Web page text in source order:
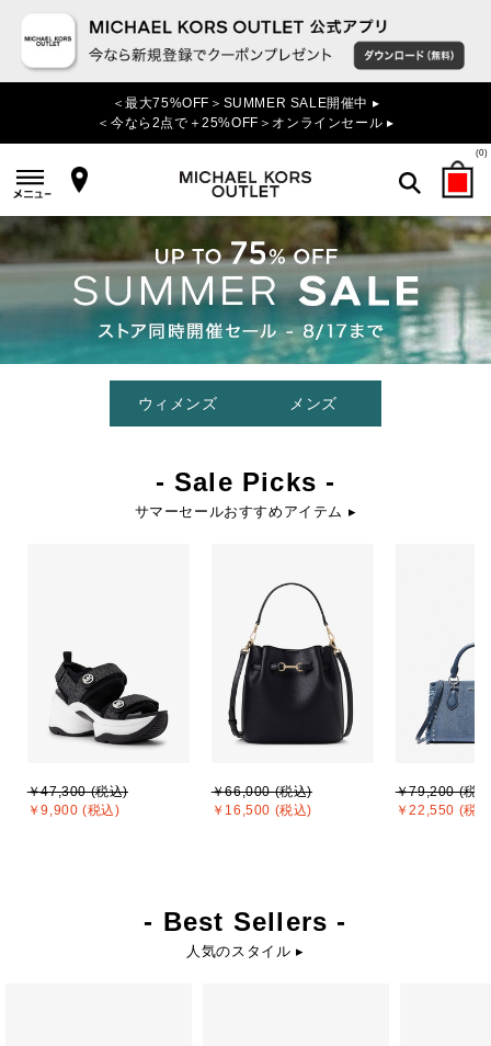
＜最大75%OFF＞SUMMER SALE開催中 ▸
＜今なら2点で＋25%OFF＞オンラインセール ▸
(0)
検索
ウィメンズ メンズ
- Sale Picks -
サマーセールおすすめアイテム ▸
￥47,300 (税込)
￥9,900 (税込)
￥66,000 (税込)
￥16,500 (税込)
￥79,200 (税
￥22,550 (税
- Best Sellers -
人気のスタイル ▸